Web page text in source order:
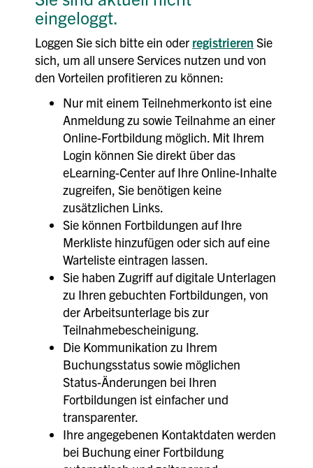
eingeloggt.
Loggen Sie sich bitte ein oder registrieren Sie
sich, um all unsere Services nutzen und von
den Vorteilen profitieren zu können:
Nur mit einem Teilnehmerkonto ist eine
Anmeldung zu sowie Teilnahme an einer
Online-Fortbildung möglich. Mit Ihrem
Login können Sie direkt über das
eLearning-Center auf Ihre Online-Inhalte
zugreifen, Sie benötigen keine
zusätzlichen Links.
Sie können Fortbildungen auf Ihre
Merkliste hinzufügen oder sich auf eine
Warteliste eintragen lassen.
Sie haben Zugriff auf digitale Unterlagen
zu Ihren gebuchten Fortbildungen, von
der Arbeitsunterlage bis zur
Teilnahmebescheinigung.
Die Kommunikation zu Ihrem
Buchungsstatus sowie möglichen
Status-Änderungen bei Ihren
Fortbildungen ist einfacher und
transparenter.
Ihre angegebenen Kontaktdaten werden
bei Buchung einer Fortbildung